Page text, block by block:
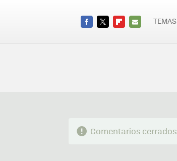
MAIL
TEMAS
Comentarios cerrados